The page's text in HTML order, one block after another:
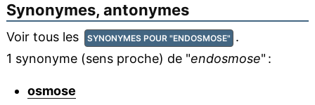
Synonymes, antonymes
Voir tous les SYNONYMES POUR "ENDOSMOSE" .
1 synonyme (sens proche) de "endosmose" :
osmose